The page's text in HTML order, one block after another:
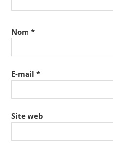
Nom *
E-mail *
Site web